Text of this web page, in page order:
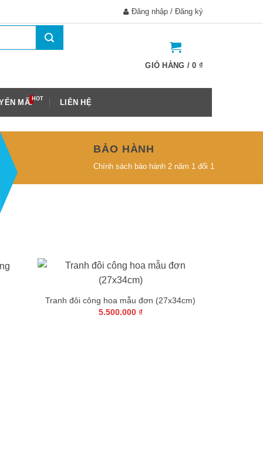
Đăng nhập / Đăng ký
GIỎ HÀNG /0 ₫
MÃI LIÊN HỆ
BẢO HÀNH
Chính sách bảo hành 2 năm 1 đổi 1